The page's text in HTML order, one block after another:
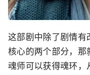
这部剧中除了剧情有
核心的两个部分，那
魂师可以获得魂环，